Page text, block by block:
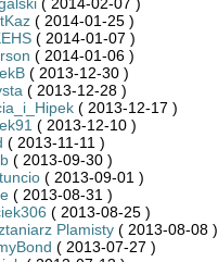
( 2014-01-25 )
( 2014-01-07 )
( 2014-01-06 )
( 2013-12-30 )
( 2013-12-28 )
( 2013-12-17 )
( 2013-12-10 )
( 2013-11-11 )
( 2013-09-30 )
( 2013-09-01 )
( 2013-08-31 )
( 2013-08-25 )
Plamisty ( 2013-08-08 )
( 2013-07-27 )